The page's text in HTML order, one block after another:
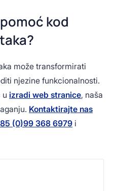
kod
može transformirati
njezine funkcionalnosti.
u izradi web stranice, naša
Kontaktirajte nas
(0)99 368 6979 i